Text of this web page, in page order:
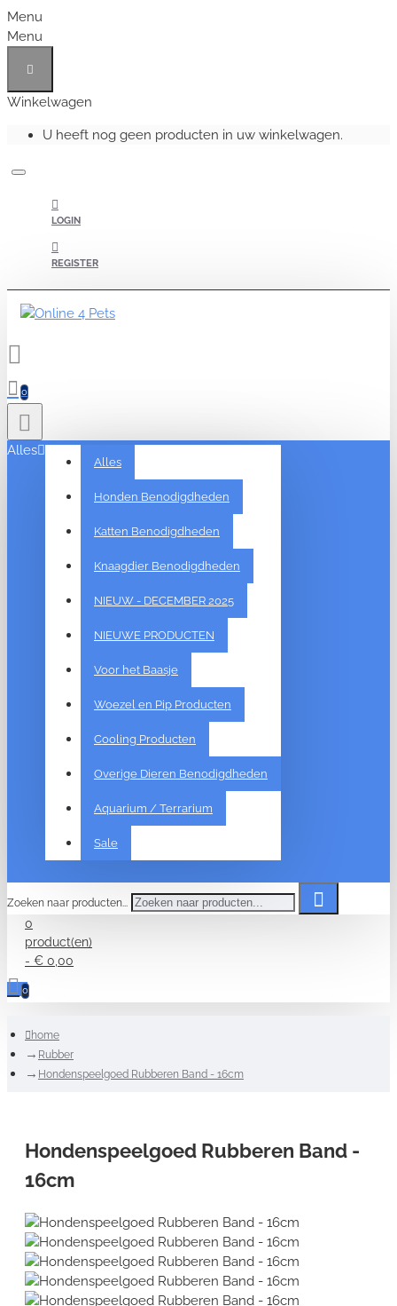
Menu
Menu
Winkelwagen
U heeft nog geen producten in uw winkelwagen.
LOGIN
REGISTER
0
Alles
Alles
Honden Benodigdheden
Katten Benodigdheden
Knaagdier Benodigdheden
NIEUW - DECEMBER 2025
NIEUWE PRODUCTEN
Voor het Baasje
Woezel en Pip Producten
Cooling Producten
Overige Dieren Benodigdheden
Aquarium / Terrarium
Sale
Zoeken naar producten...
0
product(en)
- € 0,00
0
home
Rubber
Hondenspeelgoed Rubberen Band - 16cm
Hondenspeelgoed Rubberen Band -
16cm